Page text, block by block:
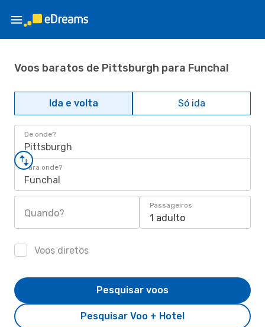
Voos baratos de Pittsburgh para Funchal
Ida e volta Só ida
De onde?
Pittsburgh
Para onde?
Funchal
Quando?
Passageiros
1 adulto
Voos diretos
Pesquisar Voo + Hotel
Pesquisar voos